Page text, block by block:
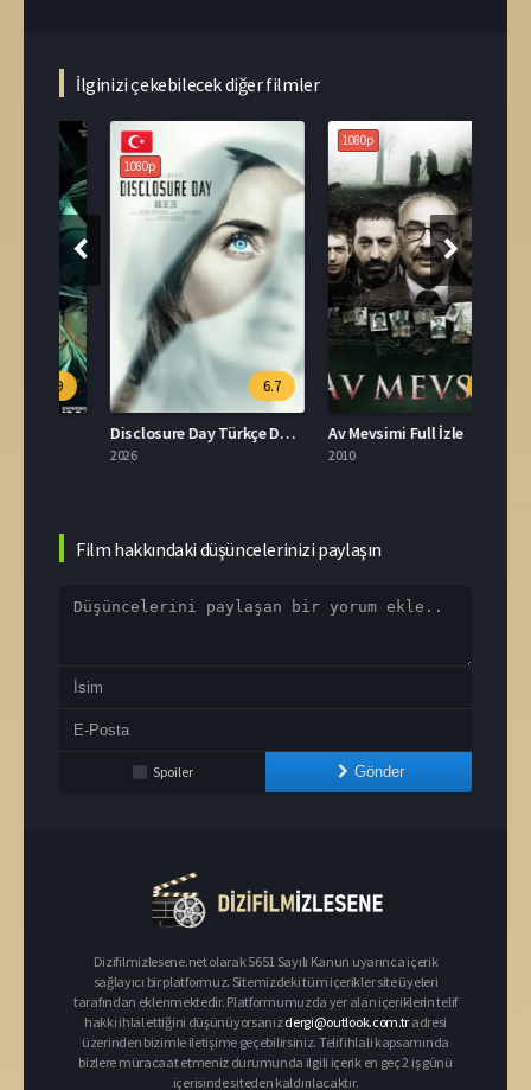
İlginizi çekebilecek diğer filmler
1080p
Disclosure Day Türkçe Dublaj İzle
7.4
Av Mevsimi Full İzle
Film hakkındaki düşüncelerinizi paylaşın
Spoiler Gönder
Dizifilmizlesene.net olarak 5651 Sayılı Kanun uyarınca içerik
sağlayıcı bir platformuz. Sitemizdeki tüm içerikler site üyeleri
tarafından eklenmektedir. Platformumuzda yer alan içeriklerin telif
hakkı ihlal ettiğini düşünüyorsanızdergi@outlook.com.tr adresi
üzerinden bizimle iletişime geçebilirsiniz. Telif ihlali kapsamında
bizlere müracaat etmeniz durumunda ilgili içerik en geç 2 iş günü
içerisinde siteden kaldırılacaktır.